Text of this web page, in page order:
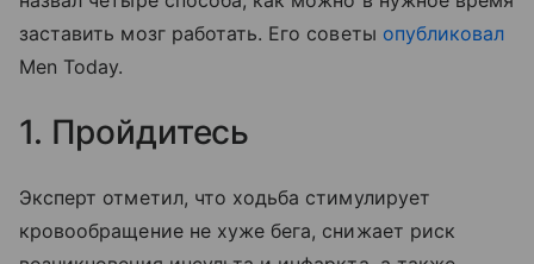
заставить мозг работать. Его советы опубликовал
Men Today.
1. Пройдитесь
Эксперт отметил, что ходьба стимулирует
кровообращение не хуже бега, снижает риск